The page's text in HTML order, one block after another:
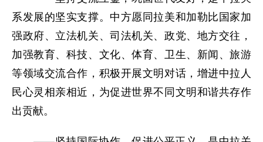
系发展的坚实支撑。中方愿同拉美和加勒比国家加
强政府、立法机关、司法机关、政党、地方交往，
加强教育、科技、文化、体育、卫生、新闻、旅游
等领域交流合作，积极开展文明对话，增进中拉人
民心灵相亲相近，为促进世界不同文明和谐共存作
出贡献。